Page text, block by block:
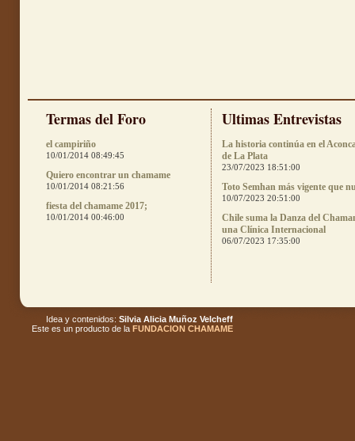
Termas del Foro
el campiriño
10/01/2014 08:49:45
Quiero encontrar un chamame
10/01/2014 08:21:56
fiesta del chamame 2017;
10/01/2014 00:46:00
Ultimas Entrevistas
La historia continúa en el
de La Plata
23/07/2023 18:51:00
Toto Semhan más vigente que
10/07/2023 20:51:00
Chile suma la Danza del
una Clínica Internacional
06/07/2023 17:35:00
Idea y contenidos: Silvia Alicia Muñoz Velcheff
Este es un producto de la FUNDACION CHAMAME